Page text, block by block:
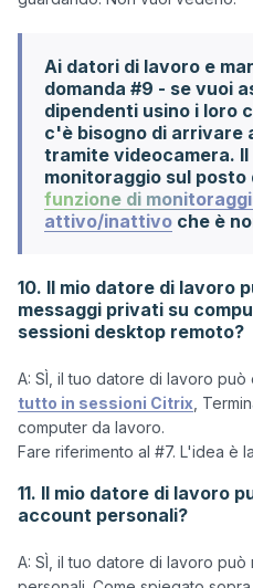
Ai datori di lavoro e
domanda #9 - se vuoi
dipendenti usino i loro
c'è bisogno di arrivare
tramite videocamera.
monitoraggio sul
funzione di
attivo/inattivo che è
10. Il mio datore di lavoro
messaggi privati su
sessioni desktop remoto?
A: SÌ, il tuo datore di lavoro può
tutto in sessioni Citrix,
computer da lavoro.
11. Il mio datore di lavoro
account personali?
A: SÌ, il tuo datore di lavoro